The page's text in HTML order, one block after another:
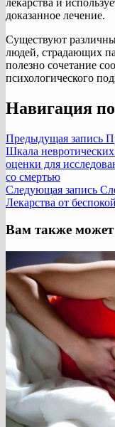
доказанное лечение.
Существуют
людей, страдающих
полезно сочетание
психологического
Навигация
Предыдущая запись
Шкала
оценки для
со смертью
Следующая запись
Лекарства от
Вам также может